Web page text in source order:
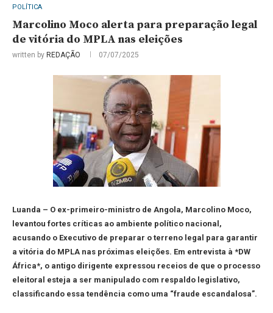
POLÍTICA
Marcolino Moco alerta para preparação legal
de vitória do MPLA nas eleições
written by REDAÇÃO 07/07/2025
Luanda – O ex-primeiro-ministro de Angola, Marcolino Moco,
levantou fortes críticas ao ambiente político nacional,
acusando o Executivo de preparar o terreno legal para garantir
a vitória do MPLA nas próximas eleições. Em entrevista à *DW
África*, o antigo dirigente expressou receios de que o processo
eleitoral esteja a ser manipulado com respaldo legislativo,
classificando essa tendência como uma “fraude escandalosa”.